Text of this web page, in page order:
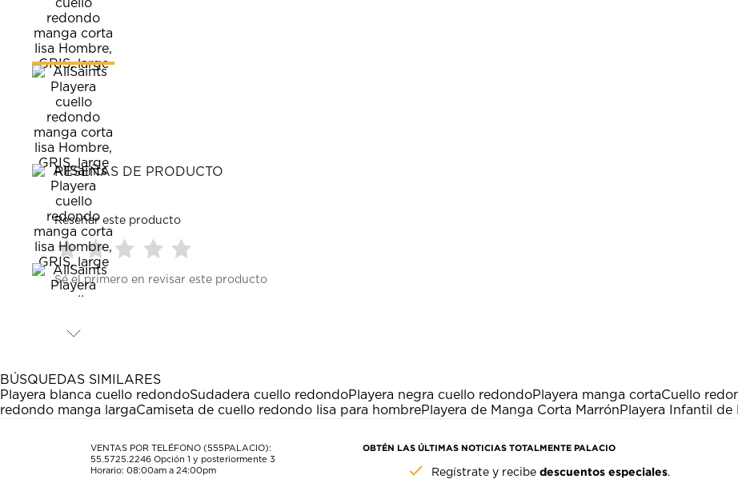
RESEÑAS DE PRODUCTO
Reseñar este producto
Seleccionar
para
calificar
artículo
estrella
Esta
acción
abrirá
formulario
Seleccionar
para
calificar
estrellas.
Esta
acción
abrirá
formulario
de
para
estrellas.
Esta
acción
abrirá
formulario
de
para
estrellas.
Esta
acción
abrirá
formulario
de
para
Esta
acción
abrirá
formulario
de
envío.
Sé el primero en revisar este producto
BÚSQUEDAS SIMILARES
Playera blanca cuello redondoSudadera cuello redondoPlayera negra cuello redondoPlayera manga cortaCuello
redondo manga largaCamiseta de cuello redondo lisa para hombrePlayera de Manga Corta MarrónPlayera Infantil de
VENTAS POR TELÉFONO (555PALACIO):
55.5725.2246 Opción 1 y posteriormente 3
Horario: 08:00am a 24:00pm
OBTÉN LAS ÚLTIMAS NOTICIAS TOTALMENTE PALACIO
Regístrate y recibedescuentos especiales.